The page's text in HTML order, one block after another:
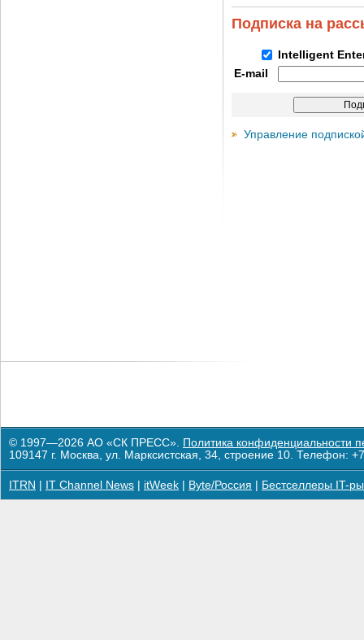
Подписка на
Intelligent
E-mail
Управление
© 1997—2026 АО «СК ПРЕСС». Политика конфиденциальности
109147 г. Москва, ул. Марксистская, 34, строение 10. Телефон:
ITRN IT Channel News itWeek Byte/Россия Бестселлеры IT-